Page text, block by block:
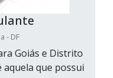
- DF
Goiás e Distrito
aquela que possui